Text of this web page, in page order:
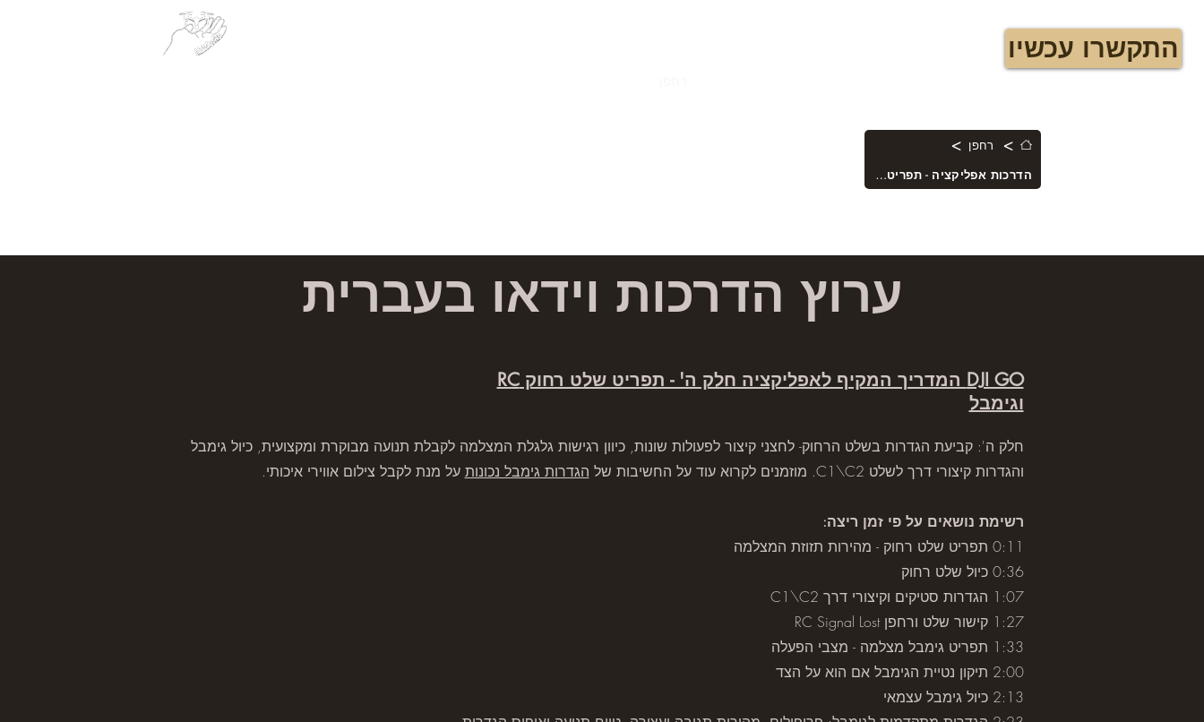
התקשרו עכשיו
> רחפן >
הדרכות אפליקציה - תפריט שלט רחוק
ערוץ הדרכות וידאו בעברית
DJI GO המדריך המקיף לאפליקציה חלק ה' - תפריט שלט רחוק RC
וגימבל
חלק ה': קביעת הגדרות בשלט הרחוק- לחצני קיצור לפעולות שונות, כיוון רגישות גלגלת המצלמה לקבלת תנועה מבוקרת ומקצועית, כיול גימבל
והגדרות קיצורי דרך לשלט C1\C2. מוזמנים לקרוא עוד על החשיבות של
הגדרות גימבל נכונות על מנת לקבל צילום אווירי איכותי.
רשימת נושאים על פי זמן ריצה:
0:11 תפריט שלט רחוק - מהירות תזוזת המצלמה
0:36 כיול שלט רחוק
1:07 הגדרות סטיקים וקיצורי דרך
C1\C2
1:27 קישור שלט ורחפן
RC Signal Lost
1:33 תפריט גימבל מצלמה - מצבי הפעלה
2:00 תיקון נטיית הגימבל אם הוא על הצד
2:13 כיול גימבל עצמאי